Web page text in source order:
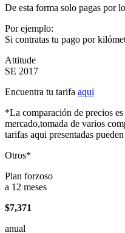
De esta forma solo pagas por
Por ejemplo:
Si contratas tu pago por
Attitude
SE 2017
Encuentra tu tarifa aqui
*La comparación de precios
mercado,tomada de varios
tarifas aqui presentadas
Otros*
Plan forzoso
a 12 meses
$7,371
anual